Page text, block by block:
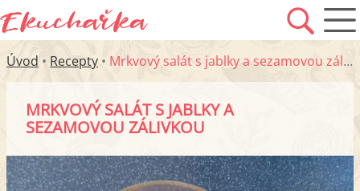
Úvod • Recepty • Mrkvový salát s jablky a sezamovou zálivkou
MRKVOVÝ SALÁT S JABLKY A
SEZAMOVOU ZÁLIVKOU